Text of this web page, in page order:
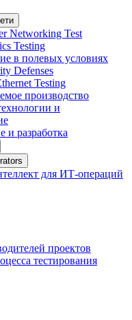
Networking Test
Testing
в полевых условиях
Defenses
Testing
производство
и
и разработка
для ИТ-операций
проектов
тестирования